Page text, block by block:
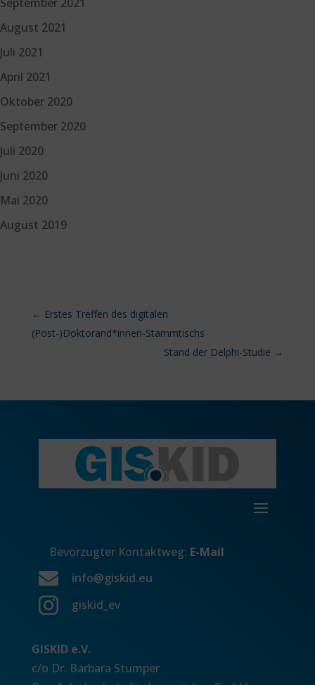
August 2021
Juli 2021
April 2021
Oktober 2020
September 2020
Juli 2020
Juni 2020
Mai 2020
August 2019
← Erstes Treffen des digitalen
(Post-)Doktorand*innen-Stammtischs
Stand der Delphi-Studie →
Bevorzugter Kontaktweg: E-Mail
 info@giskid.eu
 giskid_ev
GISKID e.V.
c/o Dr. Barbara Stumper